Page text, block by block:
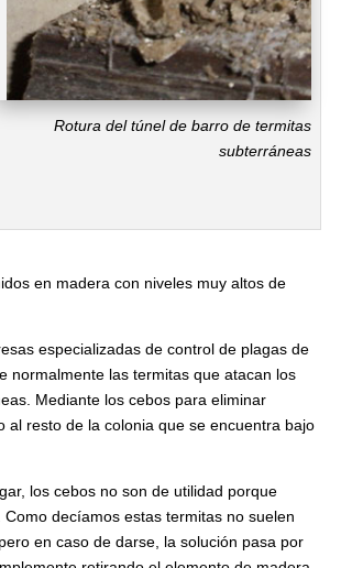
Rotura del túnel de barro de termitas
subterráneas
en madera con niveles muy altos de
especializadas de control de plagas de
normalmente las termitas que atacan los
Mediante los cebos para eliminar
al resto de la colonia que se encuentra bajo
los cebos no son de utilidad porque
decíamos estas termitas no suelen
en caso de darse, la solución pasa por